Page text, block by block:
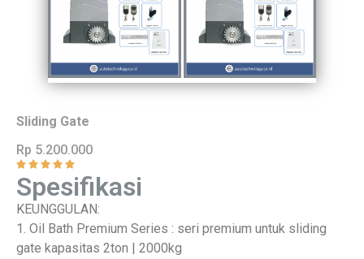
Sliding Gate
Rp 5.200.000
Spesifikasi
KEUNGGULAN:
1. Oil Bath Premium Series : seri premium untuk sliding
gate kapasitas 2ton | 2000kg